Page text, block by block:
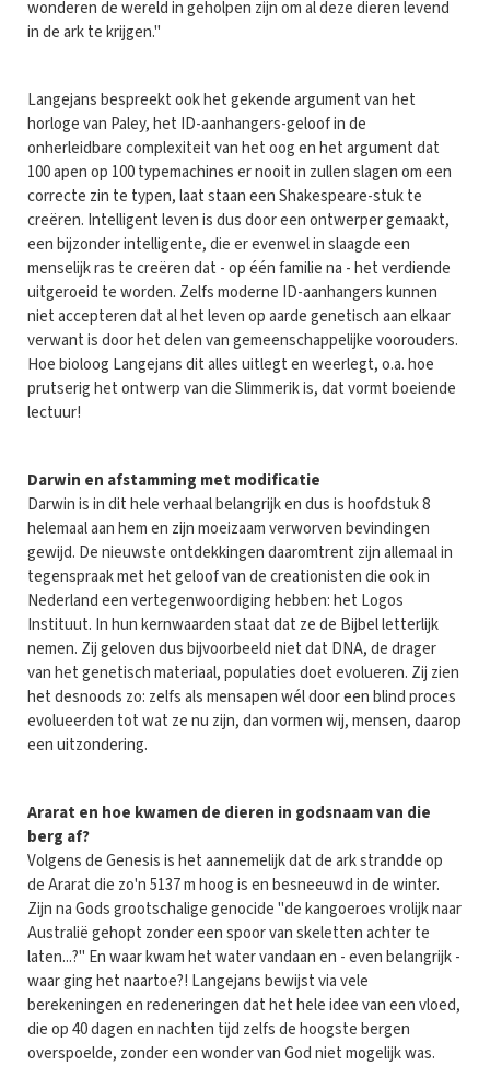
wonderen de wereld in geholpen zijn om al deze dieren levend
in de ark te krijgen."
Langejans bespreekt ook het gekende argument van het
horloge van Paley, het ID-aanhangers-geloof in de
onherleidbare complexiteit van het oog en het argument dat
100 apen op 100 typemachines er nooit in zullen slagen om een
correcte zin te typen, laat staan een Shakespeare-stuk te
creëren. Intelligent leven is dus door een ontwerper gemaakt,
een bijzonder intelligente, die er evenwel in slaagde een
menselijk ras te creëren dat - op één familie na - het verdiende
uitgeroeid te worden. Zelfs moderne ID-aanhangers kunnen
niet accepteren dat al het leven op aarde genetisch aan elkaar
verwant is door het delen van gemeenschappelijke voorouders.
Hoe bioloog Langejans dit alles uitlegt en weerlegt, o.a. hoe
prutserig het ontwerp van die Slimmerik is, dat vormt boeiende
lectuur!
Darwin en afstamming met modificatie
Darwin is in dit hele verhaal belangrijk en dus is hoofdstuk 8
helemaal aan hem en zijn moeizaam verworven bevindingen
gewijd. De nieuwste ontdekkingen daaromtrent zijn allemaal in
tegenspraak met het geloof van de creationisten die ook in
Nederland een vertegenwoordiging hebben: het Logos
Instituut. In hun kernwaarden staat dat ze de Bijbel letterlijk
nemen. Zij geloven dus bijvoorbeeld niet dat DNA, de drager
van het genetisch materiaal, populaties doet evolueren. Zij zien
het desnoods zo: zelfs als mensapen wél door een blind proces
evolueerden tot wat ze nu zijn, dan vormen wij, mensen, daarop
een uitzondering.
Ararat en hoe kwamen de dieren in godsnaam van die
berg af?
Volgens de Genesis is het aannemelijk dat de ark strandde op
de Ararat die zo'n 5137 m hoog is en besneeuwd in de winter.
Zijn na Gods grootschalige genocide "de kangoeroes vrolijk naar
Australië gehopt zonder een spoor van skeletten achter te
laten...?" En waar kwam het water vandaan en - even belangrijk -
waar ging het naartoe?! Langejans bewijst via vele
berekeningen en redeneringen dat het hele idee van een vloed,
die op 40 dagen en nachten tijd zelfs de hoogste bergen
overspoelde, zonder een wonder van God niet mogelijk was.